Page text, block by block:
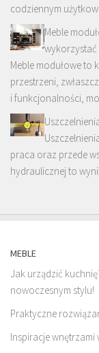
codziennym
Meble
Meble modułowe to
przestrzeni,
i funkcjonalności,
praca oraz przede
hydraulicznej to
MEBLE
Jak urządzić
nowoczesnym stylu!
Praktyczne
Inspiracje wnętrzami